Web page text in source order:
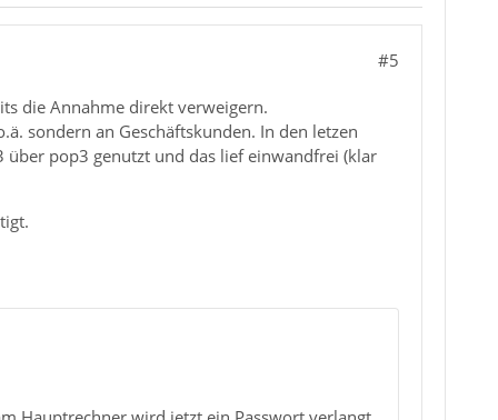
#5
die Annahme direkt verweigern.
sondern an Geschäftskunden. In den letzen
pop3 genutzt und das lief einwandfrei (klar